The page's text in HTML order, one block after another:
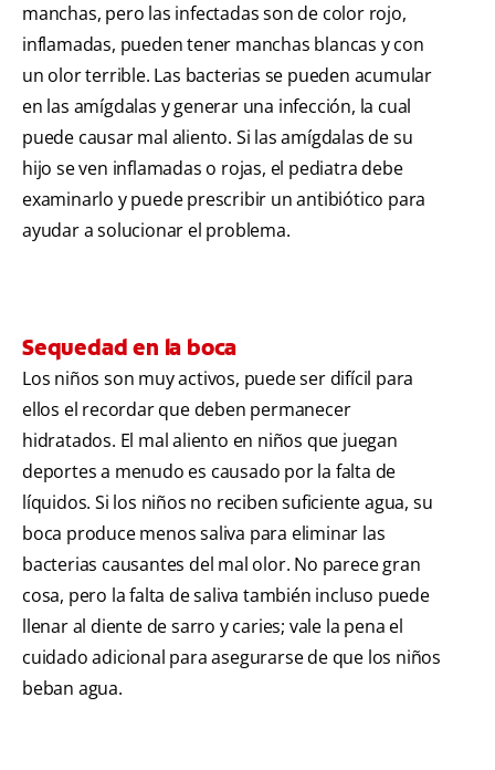
manchas, pero las infectadas son de color rojo,
inflamadas, pueden tener manchas blancas y con
un olor terrible. Las bacterias se pueden acumular
en las amígdalas y generar una infección, la cual
puede causar mal aliento. Si las amígdalas de su
hijo se ven inflamadas o rojas, el pediatra debe
examinarlo y puede prescribir un antibiótico para
ayudar a solucionar el problema.
Sequedad en la boca
Los niños son muy activos, puede ser difícil para
ellos el recordar que deben permanecer
hidratados. El mal aliento en niños que juegan
deportes a menudo es causado por la falta de
líquidos. Si los niños no reciben suficiente agua, su
boca produce menos saliva para eliminar las
bacterias causantes del mal olor. No parece gran
cosa, pero la falta de saliva también incluso puede
llenar al diente de sarro y caries; vale la pena el
cuidado adicional para asegurarse de que los niños
beban agua.